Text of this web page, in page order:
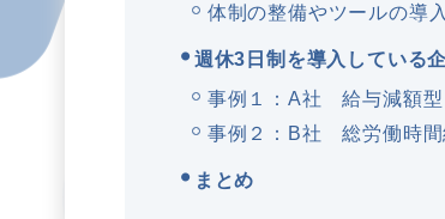
体制の整備やツールの導
週休3日制を導入している
事例１：A社 給与減額型
事例２：B社 総労働時間
まとめ